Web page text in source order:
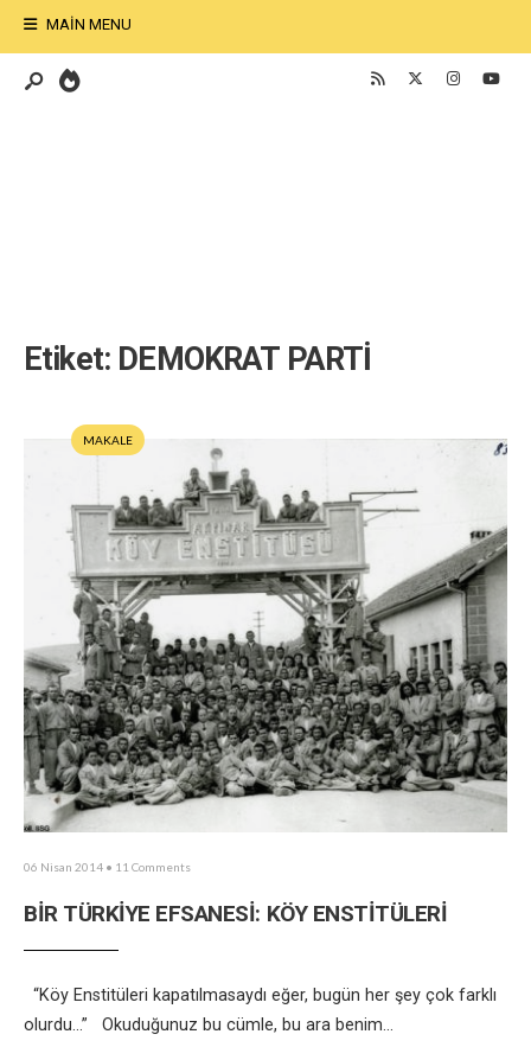
MAIN MENU
Etiket: DEMOKRAT PARTİ
MAKALE
06 Nisan 2014 • 11 Comments
BİR TÜRKİYE EFSANESİ: KÖY ENSTİTÜLERİ
“Köy Enstitüleri kapatılmasaydı eğer, bugün her şey çok farklı
olurdu…” Okuduğunuz bu cümle, bu ara benim...